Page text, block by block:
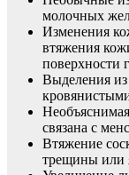
молочных
Изменения
втяжения
поверхности
Выделения
связана с
Втяжение
трещины или